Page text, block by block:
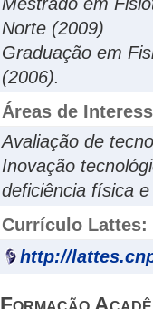
Norte (2009)
Graduação em
(2006).
Áreas de
Avaliação de
Inovação
deficiência física
Currículo Lattes:
http://